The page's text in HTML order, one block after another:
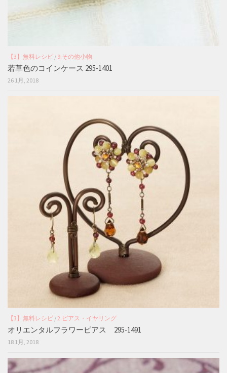
【3】無料レシピ / 9.その他小物
若草色のコインケース 295-1401
26 1月, 2018
【3】無料レシピ /2.ピアス・イヤリング
オリエンタルフラワーピアス 295-1491
18 1月, 2018